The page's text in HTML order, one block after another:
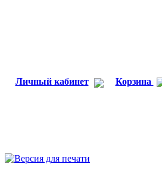
Личный кабинет Корзина